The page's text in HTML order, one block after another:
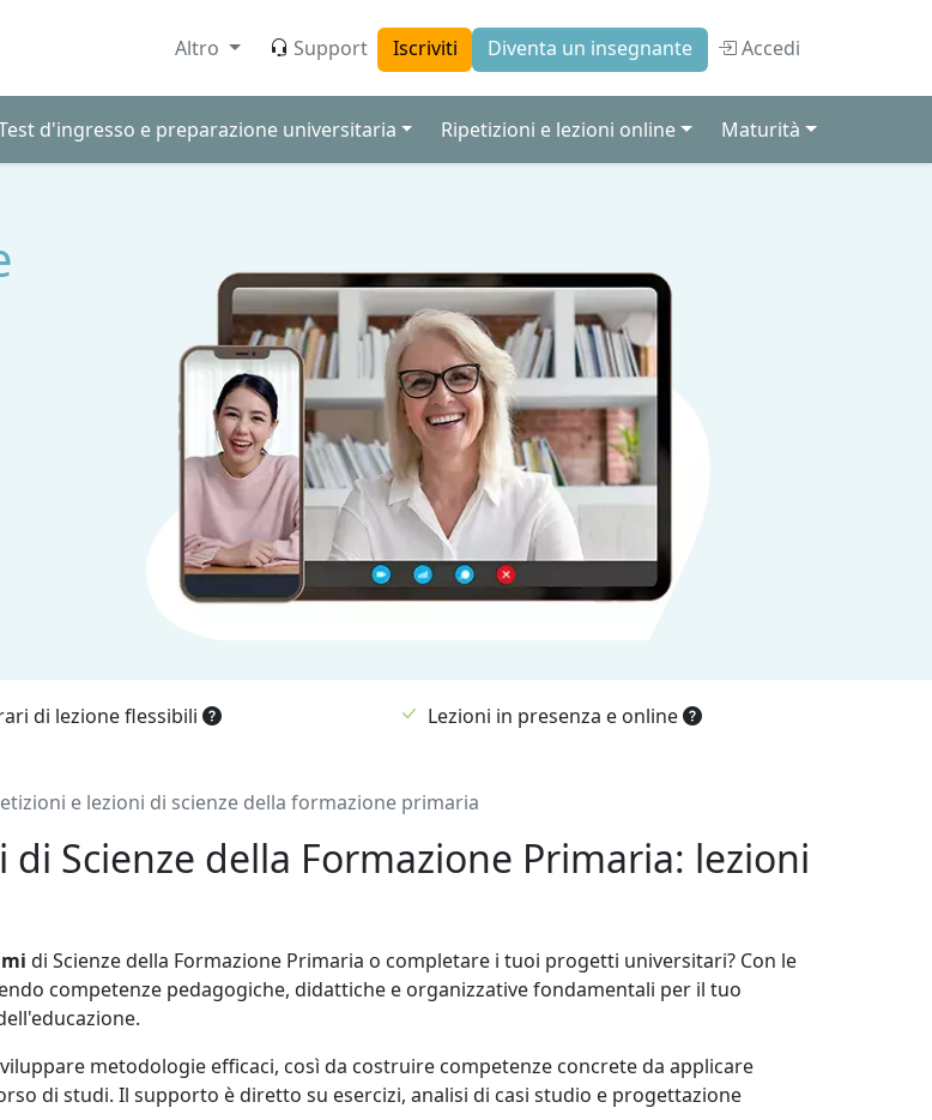
Altro Support Iscriviti Diventa un insegnante Accedi
d'ingresso e preparazione universitaria Ripetizioni e lezioni online Maturità
di lezione flessibili Lezioni in presenza e online
e lezioni di scienze della formazione primaria
Scienze della Formazione Primaria: lezioni
di Scienze della Formazione Primaria o completare i tuoi progetti universitari? Con le
competenze pedagogiche, didattiche e organizzative fondamentali per il tuo
metodologie efficaci, così da costruire competenze concrete da applicare
di studi. Il supporto è diretto su esercizi, analisi di casi studio e progettazione